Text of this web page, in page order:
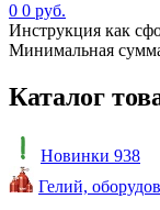
0 0 руб.
Инструкция как
Минимальная
Каталог
Новинки 938
Гелий,